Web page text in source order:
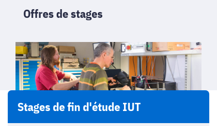
Offres de stages
Stages de fin d'étude IUT